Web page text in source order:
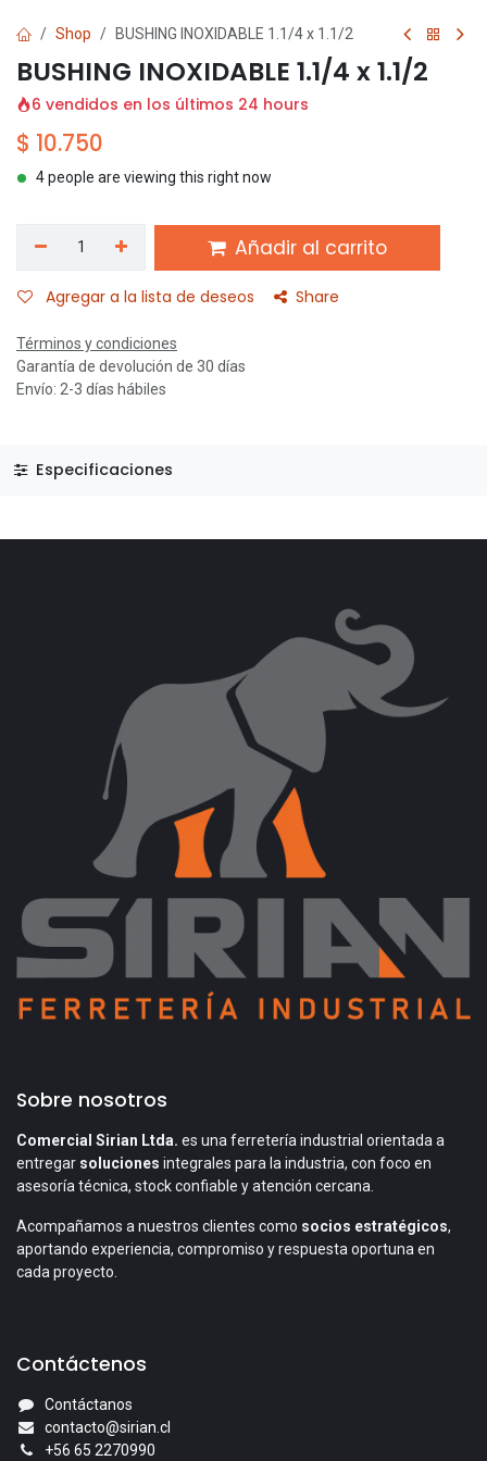
Shop BUSHING INOXIDABLE 1.1/4 x 1.1/2
BUSHING INOXIDABLE 1.1/4 x 1.1/2
6 vendidos en los últimos 24 hours
$ 10.750
4 people are viewing this right now
Añadir al carrito
Agregar a la lista de deseos Share
Términos y condiciones
Garantía de devolución de 30 días
Envío: 2-3 días hábiles
Especificaciones
Sobre nosotros
Comercial Sirian Ltda. es una ferretería industrial orientada a
entregar soluciones integrales para la industria, con foco en
asesoría técnica, stock confiable y atención cercana.
Acompañamos a nuestros clientes como socios estratégicos,
aportando experiencia, compromiso y respuesta oportuna en
cada proyecto.
Contáctenos
Contáctanos
contacto@sirian.cl
+56 65 2270990